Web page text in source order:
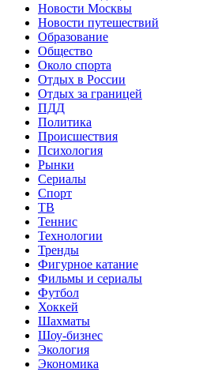
Новости Москвы
Новости путешествий
Образование
Общество
Около спорта
Отдых в России
Отдых за границей
ПДД
Политика
Происшествия
Психология
Рынки
Сериалы
Спорт
ТВ
Теннис
Технологии
Тренды
Фигурное катание
Фильмы и сериалы
Футбол
Хоккей
Шахматы
Шоу-бизнес
Экология
Экономика